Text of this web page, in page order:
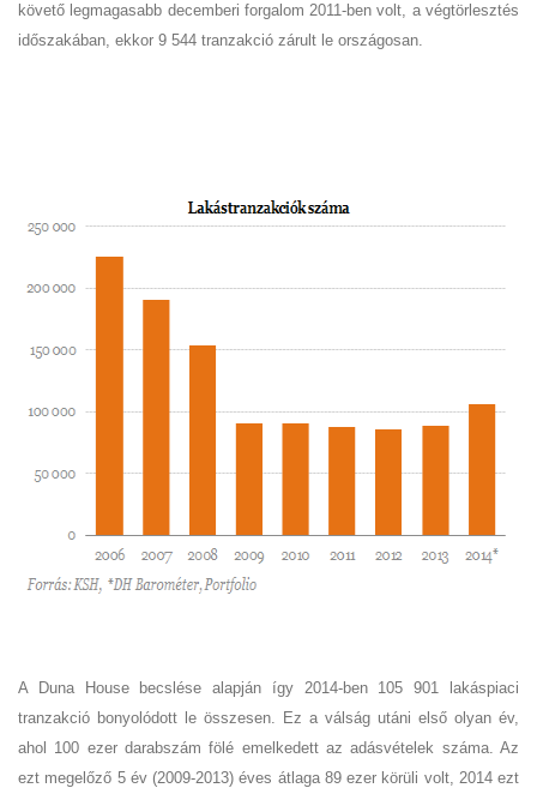
követő legmagasabb decemberi forgalom 2011-ben volt, a végtörlesztés
időszakában, ekkor 9 544 tranzakció zárult le országosan.
A Duna House becslése alapján így 2014-ben 105 901 lakáspiaci
tranzakció bonyolódott le összesen. Ez a válság utáni első olyan év,
ahol 100 ezer darabszám fölé emelkedett az adásvételek száma. Az
ezt megelőző 5 év (2009-2013) éves átlaga 89 ezer körüli volt, 2014 ezt